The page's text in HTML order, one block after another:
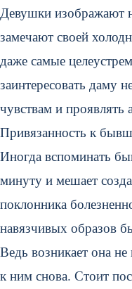
Девушки изображают
замечают своей
даже самые
заинтересовать даму
чувствам и
Привязанность к
Иногда вспоминать
минуту и мешает
поклонника
навязчивых образов
Ведь возникает она
к ним снова. Стоит